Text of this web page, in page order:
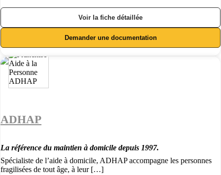
Voir la fiche détaillée
Demander une documentation
ADHAP
La référence du maintien à domicile depuis 1997.
Spécialiste de l’aide à domicile, ADHAP accompagne les personnes
fragilisées de tout âge, à leur […]